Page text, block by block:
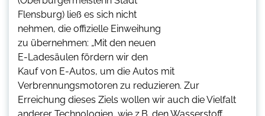
Flensburg) ließ es sich nicht
nehmen, die offizielle Einweihung
zu übernehmen: „Mit den neuen
E-Ladesäulen fördern wir den
Kauf von E-Autos, um die Autos mit
Verbrennungsmotoren zu reduzieren. Zur
Erreichung dieses Ziels wollen wir auch die Vielfalt